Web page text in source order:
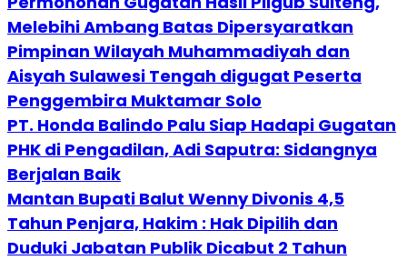
Melebihi Ambang Batas Dipersyaratkan
Pimpinan Wilayah Muhammadiyah dan
Aisyah Sulawesi Tengah digugat Peserta
Penggembira Muktamar Solo
PT. Honda Balindo Palu Siap Hadapi Gugatan
PHK di Pengadilan, Adi Saputra: Sidangnya
Berjalan Baik
Mantan Bupati Balut Wenny Divonis 4,5
Tahun Penjara, Hakim : Hak Dipilih dan
Duduki Jabatan Publik Dicabut 2 Tahun